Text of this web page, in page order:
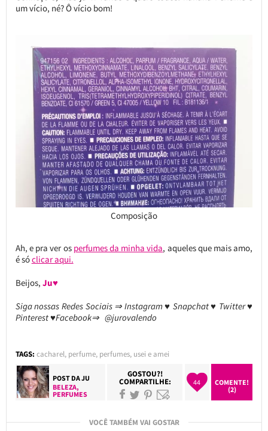
um vício, né? Ô vício bom!
Composição
Ah, e pra ver os perfumes da minha vida, aqueles que mais amo,
é sóclicar aqui.
Beijos, Ju♥
Siga nossas Redes Sociais ⇒ Instagram ♥ Snapchat ♥ Twitter ♥
Pinterest ♥Facebook⇒ @jurovalendo
TAGS: cacharel, perfume, perfumes, usei e amei
POST DAJU
BELEZA,
PERFUMES
GOSTOU?!
COMPARTILHE: 44
COMENTE!
(2)
VOCÊ TAMBÉM VAI GOSTAR